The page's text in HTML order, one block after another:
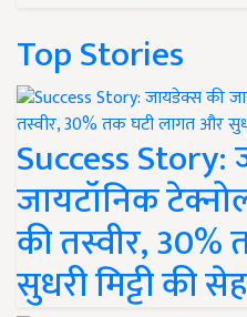
Top Stories
Success
जायटॉनिक
की तस्वीर,
सुधरी मिट्टी की